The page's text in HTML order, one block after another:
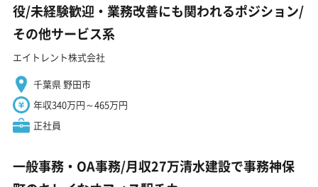
役/未経験歓迎・業務改善にも関われるポジション/
その他サービス系
エイトレント株式会社
千葉県 野田市
年収340万円～465万円
正社員
一般事務・OA事務/月収27万清水建設で事務神保